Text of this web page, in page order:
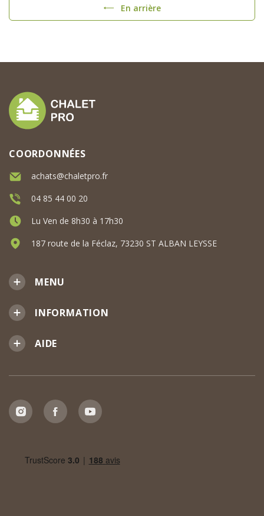
En arrière
MENU
INFORMATION
AIDE
COORDONNÉES
achats@chaletpro.fr
04 85 44 00 20
Lu Ven de 8h30 à 17h30
187 route de la Féclaz, 73230 ST ALBAN LEYSSE